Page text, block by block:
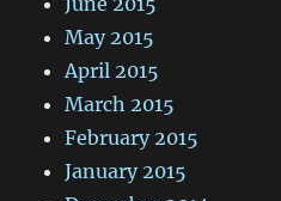
May 2015
April 2015
March 2015
February 2015
January 2015